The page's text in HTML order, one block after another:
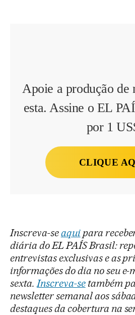
Apoie a produção de
esta. Assine o EL
por 1
CLIQUE
Inscreva-seaquipara
diária do EL PAÍS Brasil:
entrevistas exclusivas e as
informações do dia no seu e-
sexta. Inscreva-setambém
newsletter semanal aos
destaques da cobertura na